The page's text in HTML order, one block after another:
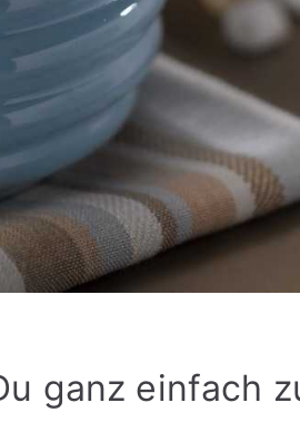
ganz einfach